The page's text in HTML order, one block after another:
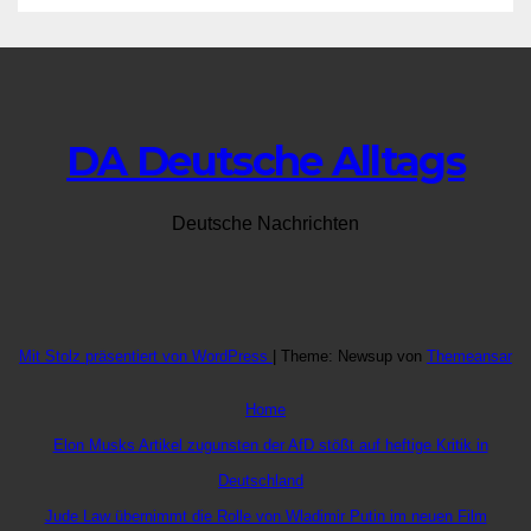
DA Deutsche Alltags
Deutsche Nachrichten
Mit Stolz präsentiert von WordPress Theme: Newsup von Themeansar
Home
Elon Musks Artikel zugunsten der AfD stößt auf heftige Kritik in
Deutschland
Jude Law übernimmt die Rolle von Wladimir Putin im neuen Film